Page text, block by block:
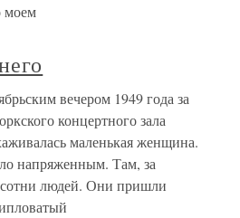
моем
вечером 1949 года за
концертного зала
маленькая женщина.
напряженным. Там, за
сотни людей. Они пришли